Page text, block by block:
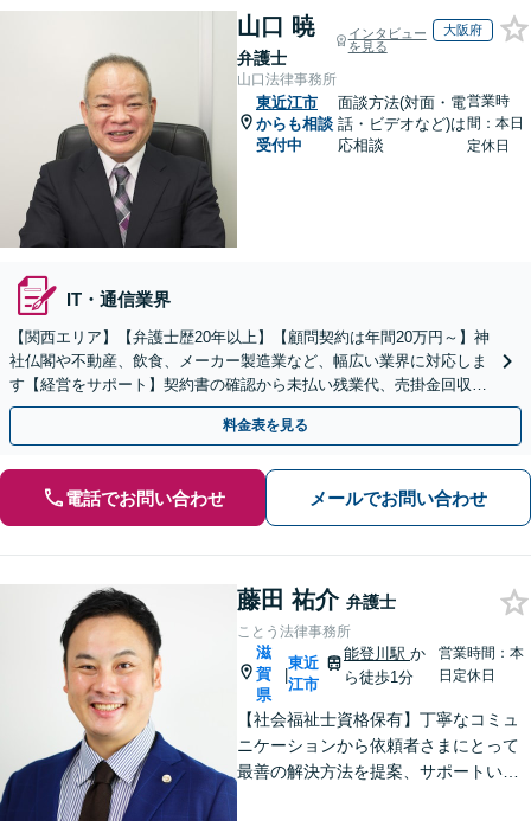
山口 暁
弁護士
インタビュー
を見る
大阪府
山口法律事務所
東近江市
からも相談
受付中
面談方法(対面・電
話・ビデオなど)は
応相談
営業時
間：本日
定休日
IT・通信業界
【関西エリア】【弁護士歴20年以上】【顧問契約は年間20万円～】神
社仏閣や不動産、飲食、メーカー製造業など、幅広い業界に対応しま
す【経営をサポート】契約書の確認から未払い残業代、売掛金回収、
事業承継までお任せください【初回面談無料】
料金表を見る
電話でお問い合わせ メールでお問い合わせ
藤田 祐介 弁護士
ことう法律事務所
滋
賀
県
|
東近
江市
能登川駅か
ら徒歩1分
営業時間：本
日定休日
【社会福祉士資格保有】丁寧なコミュ
ニケーションから依頼者さまにとって
最善の解決方法を提案、サポートいた